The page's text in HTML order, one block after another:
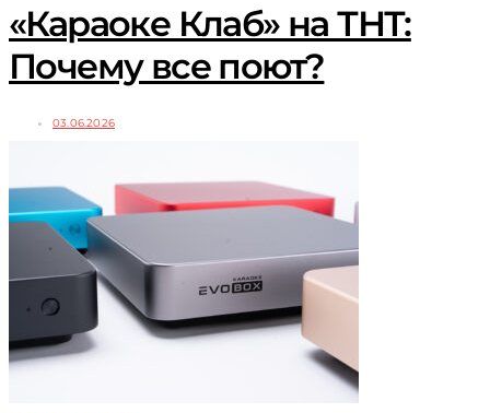
«Караоке Клаб» на ТНТ:
Почему все поют?
03.06.2026